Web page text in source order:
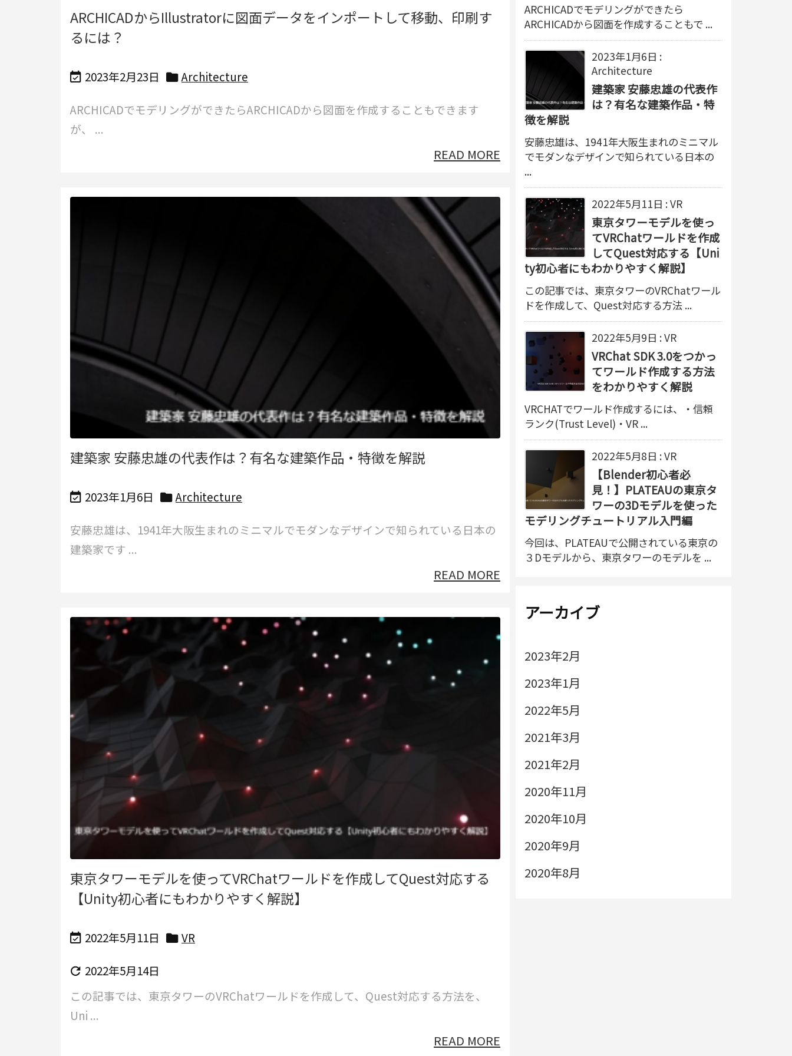
ARCHICADからIllustratorに図面データをインポートして移動、印刷す
るには？
 2023年2月23日  Architecture
ARCHICADでモデリングができたらARCHICADから図面を作成することもできます
が、 ...
READ MORE
建築家 安藤忠雄の代表作は？有名な建築作品・特徴を解説
 2023年1月6日  Architecture
安藤忠雄は、1941年大阪生まれのミニマルでモダンなデザインで知られている日本の
建築家です ...
READ MORE
東京タワーモデルを使ってVRChatワールドを作成してQuest対応する
【Unity初心者にもわかりやすく解説】
 2022年5月11日  VR
 2022年5月14日
この記事では、東京タワーのVRChatワールドを作成して、Quest対応する方法を、
Uni ...
READ MORE
ARCHICADでモデリングができたら
ARCHICADから図面を作成することもで ...
2023年1月6日 :
Architecture
建築家 安藤忠雄の代表作
は？有名な建築作品・特
徴を解説
安藤忠雄は、1941年大阪生まれのミニマル
でモダンなデザインで知られている日本の
...
2022年5月11日 :VR
東京タワーモデルを使っ
てVRChatワールドを作成
してQuest対応する【Uni
ty初心者にもわかりやすく解説】
この記事では、東京タワーのVRChatワール
ドを作成して、Quest対応する方法 ...
2022年5月9日 :VR
VRChat SDK 3.0をつかっ
てワールド作成する方法
をわかりやすく解説
VRCHATでワールド作成するには、・信頼
ランク(Trust Level)・VR ...
2022年5月8日 :VR
【Blender初心者必
見！】PLATEAUの東京タ
ワーの3Dモデルを使った
モデリングチュートリアル入門編
今回は、PLATEAUで公開されている東京の
３Dモデルから、東京タワーのモデルを ...
アーカイブ
2023年2月
2023年1月
2022年5月
2021年3月
2021年2月
2020年11月
2020年10月
2020年9月
2020年8月